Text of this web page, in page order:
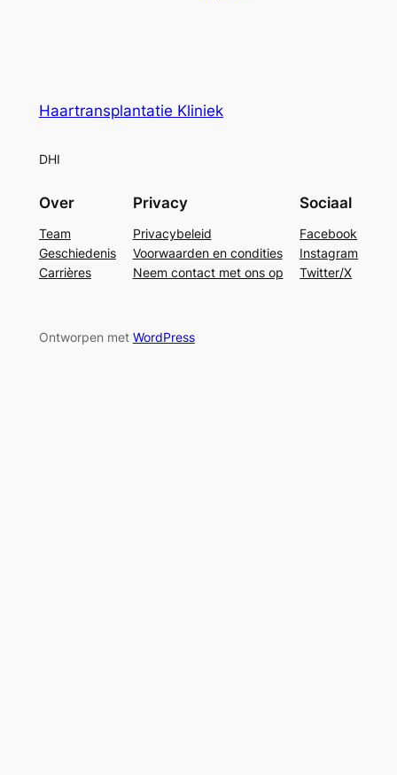
Haartransplantatie Kliniek
DHI
Over
Team
Geschiedenis
Carrières
Privacy
Privacybeleid
Voorwaarden en condities
Neem contact met ons op
Sociaal
Facebook
Instagram
Twitter/X
Ontworpen met WordPress